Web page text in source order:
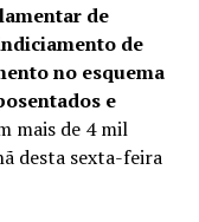
de
de
no esquema
e
mais de 4 mil
desta sexta-feira